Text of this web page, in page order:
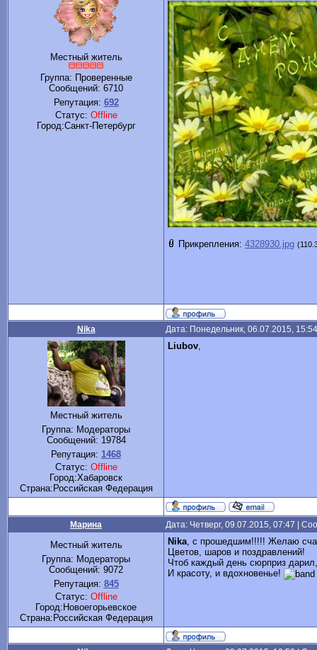
Местный житель
Группа: Проверенные
Сообщений: 6710
Репутация: 692
Статус: Offline
Город:Санкт-Петербург
Прикрепления: 4328930.jpg
Nika Дата: Понедельник, 06.07.2015,
Местный житель
Группа: Модераторы
Сообщений: 19784
Репутация: 1468
Статус: Offline
Город:Хабаровск
Cтрана:Российская Федерация
Liubov,
Марина Дата: Четверг, 09.07.2015, 07:47 |
Местный житель
Группа: Модераторы
Сообщений: 9072
Репутация: 845
Статус: Offline
Город:Новоегорьевское
Cтрана:Российская Федерация
Nika, с прошедшим!!!!! Желаю
Цветов, шаров и поздравлений!
Чтоб каждый день сюрприз дарил,
И красоту, и вдохновенье!